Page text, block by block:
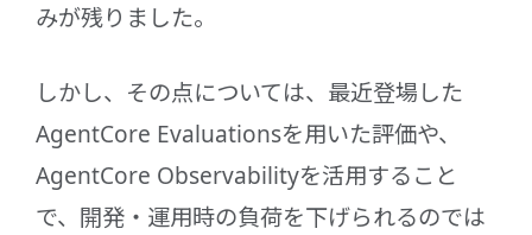
みが残りました。
しかし、その点については、最近登場した
AgentCore Evaluationsを用いた評価や、
AgentCore Observabilityを活用すること
で、開発・運用時の負荷を下げられるのでは